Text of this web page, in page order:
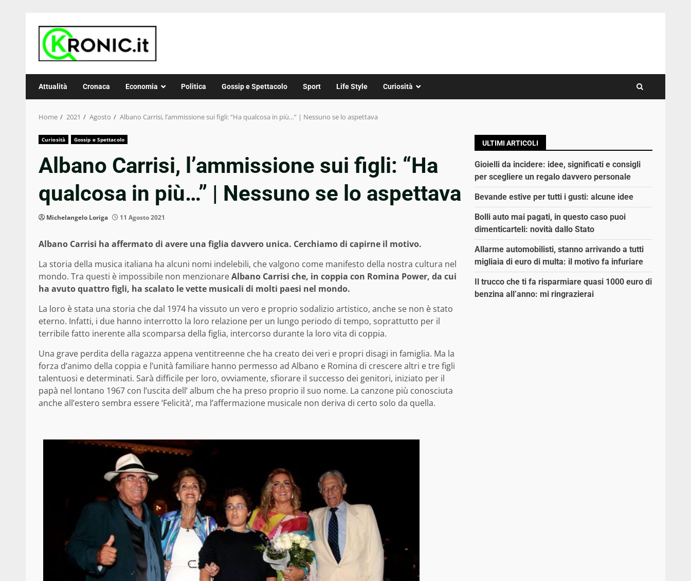
content
Attualità Cronaca Economia Politica Gossip e Spettacolo Sport Life Style Curiosità
Home 2021 Agosto Albano Carrisi, l’ammissione sui figli: “Ha qualcosa in più…” | Nessuno se lo aspettava
Curiosità Gossip e Spettacolo
Albano Carrisi, l’ammissione sui figli: “Ha
qualcosa in più…” | Nessuno se lo aspettava
Michelangelo Loriga 11 Agosto 2021
Albano Carrisi ha affermato di avere una figlia davvero unica. Cerchiamo di capirne il motivo.
La storia della musica italiana ha alcuni nomi indelebili, che valgono come manifesto della nostra cultura nel
mondo. Tra questi è impossibile non menzionareAlbano Carrisi che, in coppia con Romina Power, da cui
ha avuto quattro figli, ha scalato le vette musicali di molti paesi nel mondo.
La loro è stata una storia che dal 1974 ha vissuto un vero e proprio sodalizio artistico, anche se non è stato
eterno. Infatti, i due hanno interrotto la loro relazione per un lungo periodo di tempo, soprattutto per il
terribile fatto inerente alla scomparsa della figlia, intercorso durante la loro vita di coppia.
Una grave perdita della ragazza appena ventitreenne che ha creato dei veri e propri disagi in famiglia. Ma la
forza d’animo della coppia e l’unità familiare hanno permesso ad Albano e Romina di crescere altri e tre figli
talentuosi e determinati. Sarà difficile per loro, ovviamente, sfiorare il successo dei genitori, iniziato per il
papà nel lontano 1967 con l’uscita dell’ album che ha preso proprio il suo nome. La canzone più conosciuta
anche all’estero sembra essere ‘Felicità’, ma l’affermazione musicale non deriva di certo solo da quella.
ULTIMI ARTICOLI
Gioielli da incidere: idee, significati e consigli
per scegliere un regalo davvero personale
Bevande estive per tutti i gusti: alcune idee
Bolli auto mai pagati, in questo caso puoi
dimenticarteli: novità dallo Stato
Allarme automobilisti, stanno arrivando a tutti
migliaia di euro di multa: il motivo fa infuriare
Il trucco che ti fa risparmiare quasi 1000 euro di
benzina all’anno: mi ringrazierai